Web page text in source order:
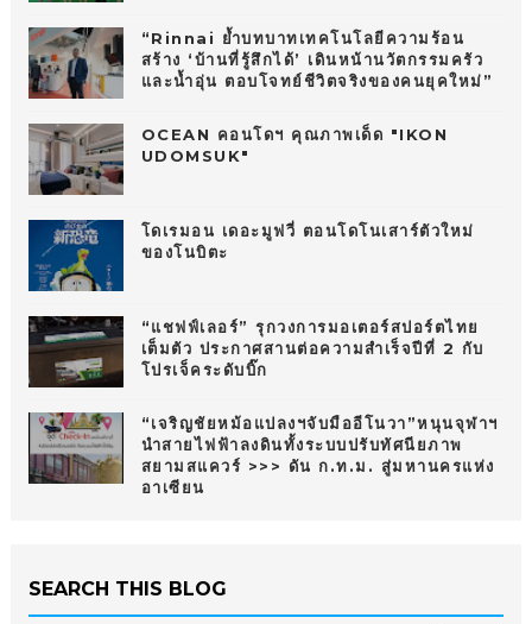
“Rinnai ย้ำบทบาทเทคโนโลยีความร้อน
สร้าง ‘บ้านที่รู้สึกได้’ เดินหน้านวัตกรรมครัว
และน้ำอุ่น ตอบโจทย์ชีวิตจริงของคนยุคใหม่”
OCEAN คอนโดฯ คุณภาพเด็ด "IKON
UDOMSUK"
โดเรมอน เดอะมูฟวี่ ตอนโดโนเสาร์ตัวใหม่
ของโนบิตะ
“แชฟฟ์เลอร์” รุกวงการมอเตอร์สปอร์ตไทย
เต็มตัว ประกาศสานต่อความสำเร็จปีที่ 2 กับ
โปรเจ็คระดับบิ๊ก
“เจริญชัยหม้อแปลงฯจับมืออีโนวา”หนุนจุฬาฯ
นำสายไฟฟ้าลงดินทั้งระบบปรับทัศนียภาพ
สยามสแควร์ >>> ดัน ก.ท.ม. สู่มหานครแห่ง
อาเซียน
SEARCH THIS BLOG